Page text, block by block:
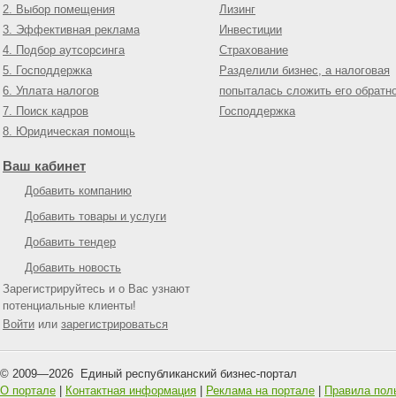
2. Выбор помещения
3. Эффективная реклама
4. Подбор аутсорсинга
5. Господдержка
6. Уплата налогов
7. Поиск кадров
8. Юридическая помощь
Лизинг
Инвестиции
Страхование
Разделили бизнес, а налоговая
попыталась сложить его
Господдержка
Ваш кабинет
Добавить компанию
Добавить товары и услуги
Добавить тендер
Добавить новость
Зарегистрируйтесь и о Вас узнают
потенциальные клиенты!
Войти или зарегистрироваться
© 2009—2026 Единый республиканский бизнес-портал
О портале
Контактная информация Реклама на портале Правила